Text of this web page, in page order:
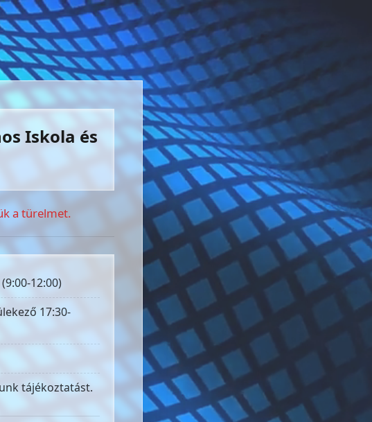
Iskola és
a türelmet.
12:00)
17:30-
tájékoztatást.